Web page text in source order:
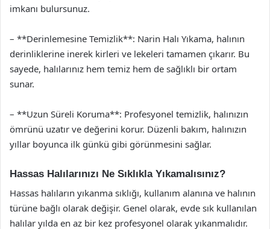
imkanı bulursunuz.
– **Derinlemesine Temizlik**: Narin Halı Yıkama, halının
derinliklerine inerek kirleri ve lekeleri tamamen çıkarır. Bu
sayede, halılarınız hem temiz hem de sağlıklı bir ortam
sunar.
– **Uzun Süreli Koruma**: Profesyonel temizlik, halınızın
ömrünü uzatır ve değerini korur. Düzenli bakım, halınızın
yıllar boyunca ilk günkü gibi görünmesini sağlar.
Hassas Halılarınızı Ne Sıklıkla Yıkamalısınız?
Hassas halıların yıkanma sıklığı, kullanım alanına ve halının
türüne bağlı olarak değişir. Genel olarak, evde sık kullanılan
halılar yılda en az bir kez profesyonel olarak yıkanmalıdır.